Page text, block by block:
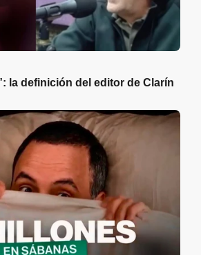
la definición del editor de Clarín